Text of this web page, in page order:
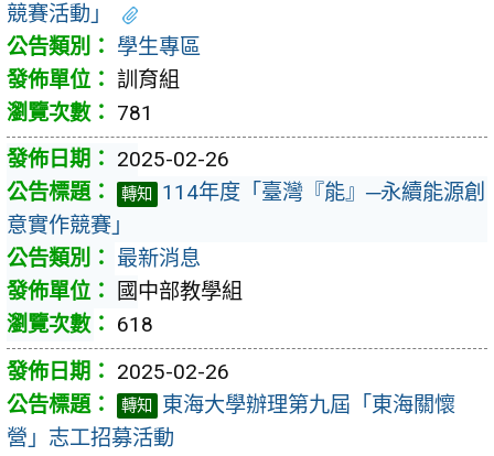
競賽活動」
學生專區
訓育組
781
2025-02-26
轉知
114年度「臺灣『能』─永續能源創
意實作競賽」
最新消息
國中部教學組
618
2025-02-26
轉知
東海大學辦理第九屆「東海關懷
營」志工招募活動